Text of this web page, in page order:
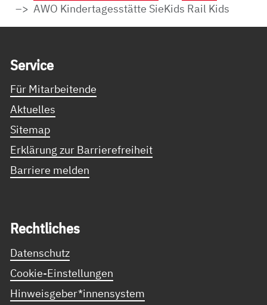
AWO Kindertagesstätte SieKids Rail Kids
Ser­vice
Für Mitarbeitende
Aktuelles
Sitemap
Erklärung zur Barrierefreiheit
Barriere melden
Recht­li­ches
Datenschutz
Cookie-Einstellungen
Hinweisgeber*innensystem